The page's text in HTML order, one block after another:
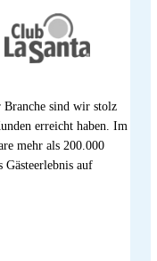
sind wir stolz
erreicht haben. Im
mehr als 200.000
Gästeerlebnis auf